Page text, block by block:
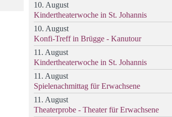
10. August
Kindertheaterwoche in St. Johannis
10. August
Konfi-Treff in Brügge - Kanutour
11. August
Kindertheaterwoche in St. Johannis
11. August
Spielenachmittag für Erwachsene
11. August
Theaterprobe - Theater für Erwachsene